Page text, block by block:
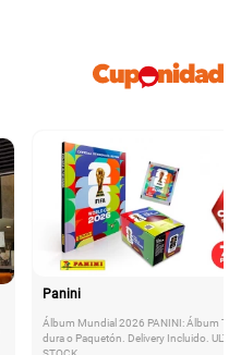
Panini
Álbum Mundial 2026 PANINI: Álbum
dura o Paquetón. Delivery Incluido.